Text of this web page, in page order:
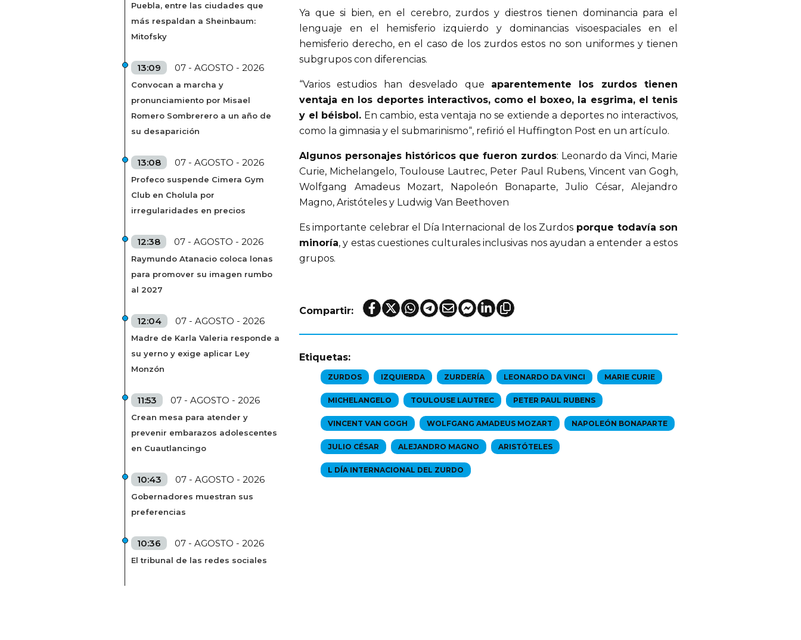
Puebla, entre las ciudades que
más respaldan a Sheinbaum:
Mitofsky
13:09 07 - AGOSTO - 2026
Convocan a marcha y
pronunciamiento por Misael
Romero Sombrerero a un año de
su desaparición
13:08 07 - AGOSTO - 2026
Profeco suspende Cimera Gym
Club en Cholula por
irregularidades en precios
12:38 07 - AGOSTO - 2026
Raymundo Atanacio coloca lonas
para promover su imagen rumbo
al 2027
12:04 07 - AGOSTO - 2026
Madre de Karla Valeria responde a
su yerno y exige aplicar Ley
Monzón
11:53 07 - AGOSTO - 2026
Crean mesa para atender y
prevenir embarazos adolescentes
en Cuautlancingo
10:43 07 - AGOSTO - 2026
Gobernadores muestran sus
preferencias
10:36 07 - AGOSTO - 2026
El tribunal de las redes sociales
Ya que si bien, en el cerebro, zurdos y diestros tienen dominancia para el
lenguaje en el hemisferio izquierdo y dominancias visoespaciales en el
hemisferio derecho, en el caso de los zurdos estos no son uniformes y tienen
subgrupos con diferencias.
“Varios estudios han desvelado que aparentemente los zurdos tienen
ventaja en los deportes interactivos, como el boxeo, la esgrima, el tenis
y el béisbol. En cambio, esta ventaja no se extiende a deportes no interactivos,
como la gimnasia y el submarinismo“, refirió el Huffington Post en un artículo.
Algunos personajes históricos que fueron zurdos: Leonardo da Vinci, Marie
Curie, Michelangelo, Toulouse Lautrec, Peter Paul Rubens, Vincent van Gogh,
Wolfgang Amadeus Mozart, Napoleón Bonaparte, Julio César, Alejandro
Magno, Aristóteles y Ludwig Van Beethoven
Es importante celebrar el Día Internacional de los Zurdos porque todavía son
minoría, y estas cuestiones culturales inclusivas nos ayudan a entender a estos
grupos.
Compartir:
Etiquetas:
ZURDOS IZQUIERDA ZURDERÍA LEONARDO DA VINCI MARIE CURIE
MICHELANGELO TOULOUSE LAUTREC PETER PAUL RUBENS
VINCENT VAN GOGH WOLFGANG AMADEUS MOZART NAPOLEÓN BONAPARTE
JULIO CÉSAR ALEJANDRO MAGNO ARISTÓTELES
L DÍA INTERNACIONAL DEL ZURDO